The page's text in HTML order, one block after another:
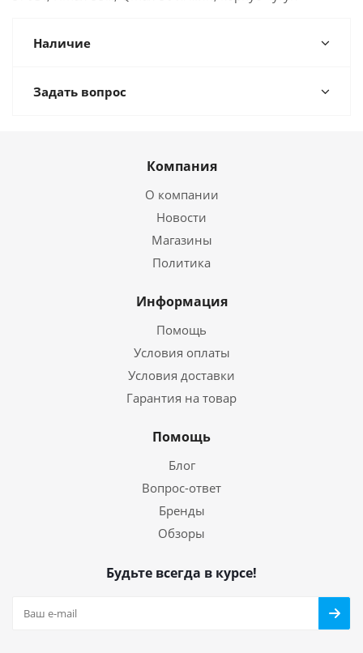
Наличие
Задать вопрос
Компания
О компании
Новости
Магазины
Политика
Информация
Помощь
Условия оплаты
Условия доставки
Гарантия на товар
Помощь
Блог
Вопрос-ответ
Бренды
Обзоры
Будьте всегда в курсе!